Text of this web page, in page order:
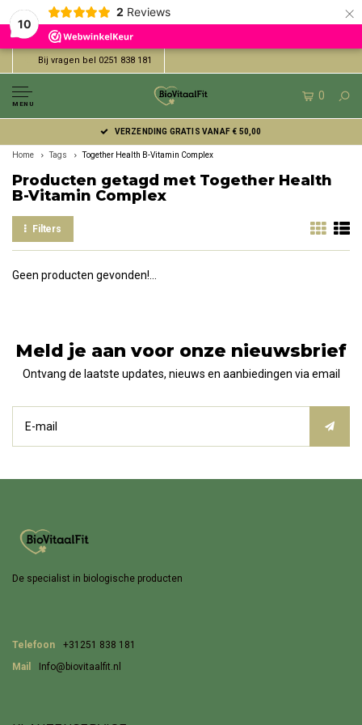
10
2 Reviews ×
Bij vragen bel 0251 838 181
MENU
0
VERZENDING GRATIS VANAF € 50,00
Home Tags Together Health B-Vitamin Complex
Producten getagd met Together Health
B-Vitamin Complex
Filters
Geen producten gevonden!...
Meld je aan voor onze nieuwsbrief
Ontvang de laatste updates, nieuws en aanbiedingen via email
De specialist in biologische producten
Telefoon
+31251 838 181
Mail
Info@biovitaalfit.nl